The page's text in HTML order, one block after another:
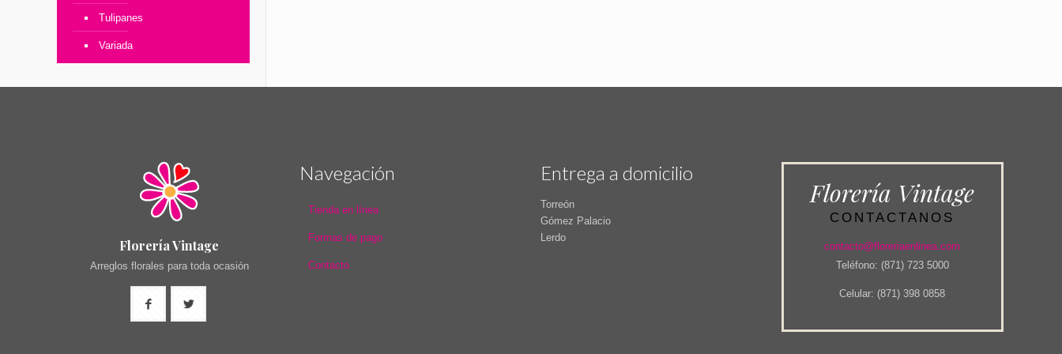
Tulipanes
Variada
Florería Vintage
Arreglos florales para toda ocasión
Navegación
Tienda en línea
Formas de pago
Contacto
Entrega a domicilio
Torreón
Gómez Palacio
Lerdo
Florería Vintage
CONTACTANOS
contacto@floreriaenlinea.com
Teléfono: (871) 723 5000
Celular: (871) 398 0858